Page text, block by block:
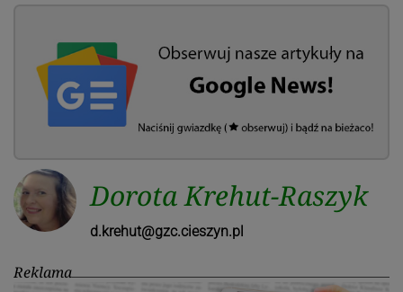
Dorota Krehut-Raszyk
d.krehut@gzc.cieszyn.pl
Reklama